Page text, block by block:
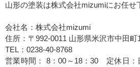
山形の塗装は株式会社mizumiにお任せ
会社名：株式会社mizumi
住所：〒992-0011 山形県米沢市中田町
TEL：0238-40-8768
営業時間： 8：00～18：30 定休日：